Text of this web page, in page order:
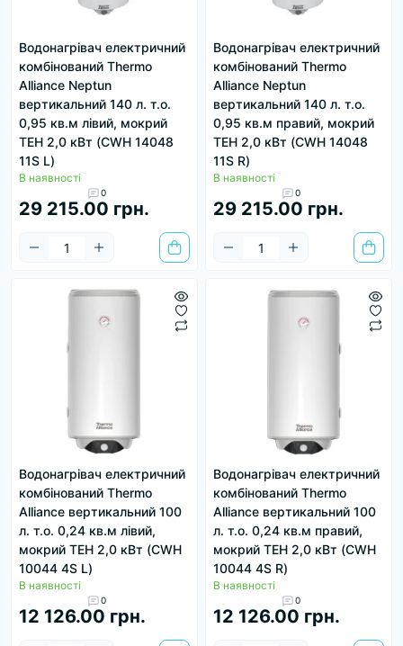
Водонагрівач електричний
комбінований Thermo
Alliance Neptun
вертикальний 140 л. т.о.
0,95 кв.м лівий, мокрий
ТЕН 2,0 кВт (CWH 14048
11S L)
В наявності
0
29 215.00 грн.
Водонагрівач електричний
комбінований Thermo
Alliance Neptun
вертикальний 140 л. т.о.
0,95 кв.м правий, мокрий
ТЕН 2,0 кВт (CWH 14048
11S R)
В наявності
0
29 215.00 грн.
Водонагрівач електричний
комбінований Thermo
Alliance вертикальний 100
л. т.о. 0,24 кв.м лівий,
мокрий ТЕН 2,0 кВт (CWH
10044 4S L)
В наявності
0
12 126.00 грн.
Водонагрівач електричний
комбінований Thermo
Alliance вертикальний 100
л. т.о. 0,24 кв.м правий,
мокрий ТЕН 2,0 кВт (CWH
10044 4S R)
В наявності
0
12 126.00 грн.